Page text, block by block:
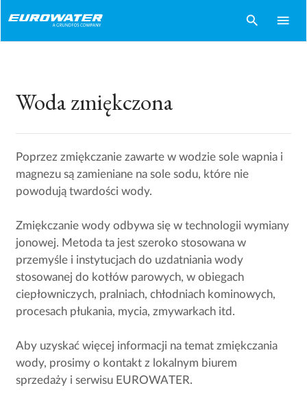
search menu
Woda zmiękczona
Poprzez zmiękczanie zawarte w wodzie sole wapnia i
magnezu są zamieniane na sole sodu, które nie
powodują twardości wody.
Zmiękczanie wody odbywa się w technologii wymiany
jonowej. Metoda ta jest szeroko stosowana w
przemyśle i instytucjach do uzdatniania wody
stosowanej do kotłów parowych, w obiegach
ciepłowniczych, pralniach, chłodniach kominowych,
procesach płukania, mycia, zmywarkach itd.
Aby uzyskać więcej informacji na temat zmiękczania
wody, prosimy o kontakt z lokalnym biurem
sprzedaży i serwisu EUROWATER.